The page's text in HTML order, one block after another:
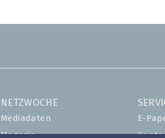
NETZWOCHE
Mediadaten
Magazin
E-